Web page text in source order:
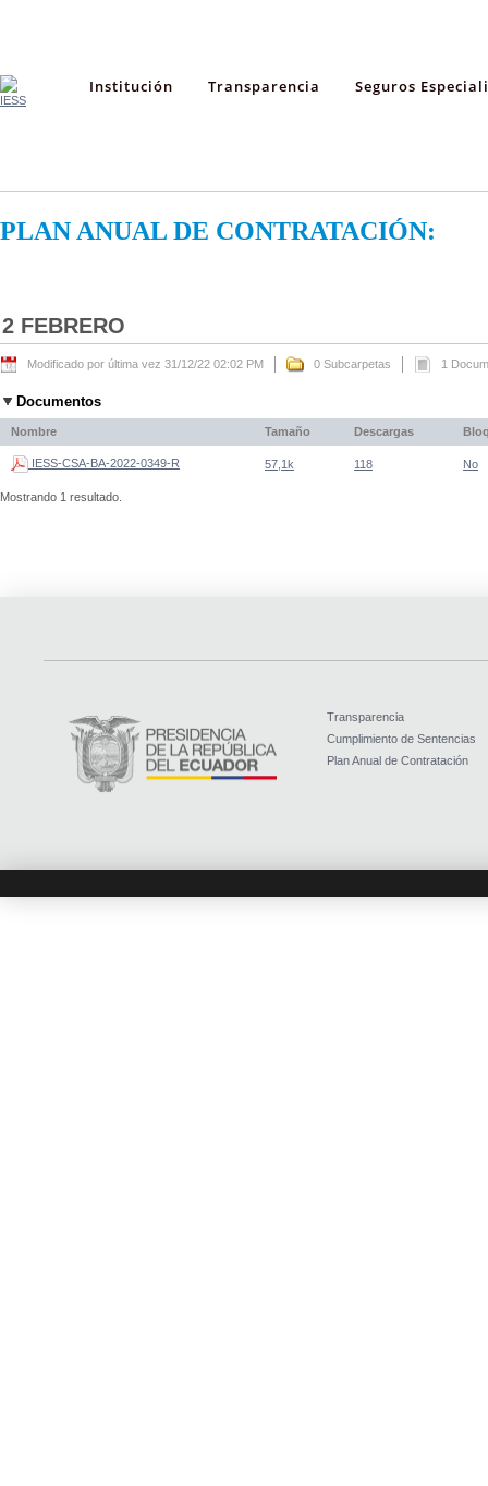
Institución Transparencia Seguros
PLAN ANUAL DE CONTRATACIÓN:
2 FEBRERO
Modificado por última vez 31/12/22 02:02 PM 0 Subcarpetas 1
Documentos
Nombre Tamaño Descargas
IESS-CSA-BA-2022-0349-R 57,1k 118 No
Mostrando 1 resultado.
Transparencia
Cumplimiento de Sentencias
Plan Anual de Contratación